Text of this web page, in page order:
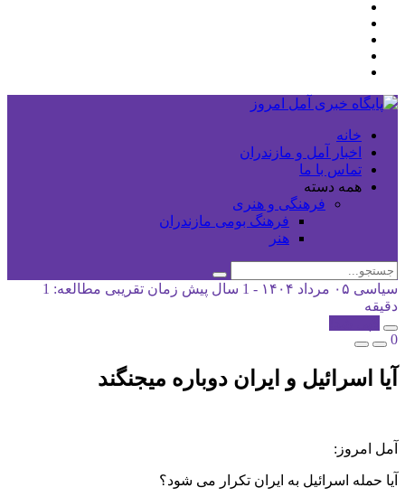
خانه
اخبار آمل و مازندران
تماس با ما
همه دسته
فرهنگی و هنری
فرهنگ بومی مازندران
هنر
سیاسی ۰۵ مرداد ۱۴۰۴ - 1 سال پیش
زمان تقریبی مطالعه: 1
دقیقه
0
آیا اسرائیل و ایران دوباره میجنگند
آمل امروز:
آیا حمله اسرائیل به ایران تکرار می شود؟